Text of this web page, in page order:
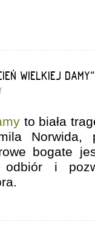
WIELKIEJ
to biała
Norwida,
bogate
odbiór i